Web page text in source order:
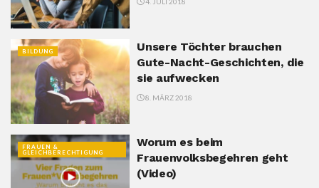
BILDUNG
Unsere Töchter brauchen
Gute-Nacht-Geschichten, die
sie aufwecken
8. MÄRZ 2018
FRAUEN &
GLEICHBERECHTIGUNG
Worum es beim
Frauenvolksbegehren geht
(Video)